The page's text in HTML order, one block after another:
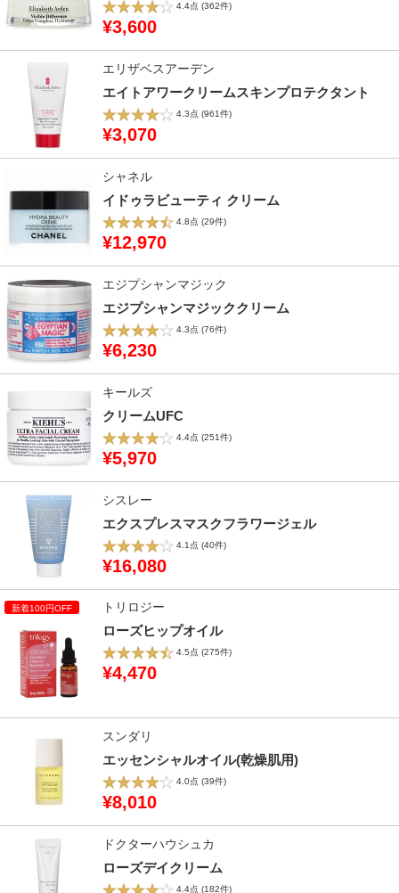
4.4点 (362件)
¥3,600
エリザベスアーデン
エイトアワークリームスキンプロテクタント
4.3点 (961件)
¥3,070
シャネル
イドゥラビューティ クリーム
4.8点 (29件)
¥12,970
エジプシャンマジック
エジプシャンマジッククリーム
4.3点 (76件)
¥6,230
キールズ
クリームUFC
4.4点 (251件)
¥5,970
シスレー
エクスプレスマスクフラワージェル
4.1点 (40件)
¥16,080
トリロジー
ローズヒップオイル
4.5点 (275件)
¥4,470
スンダリ
エッセンシャルオイル(乾燥肌用)
4.0点 (39件)
¥8,010
ドクターハウシュカ
ローズデイクリーム
4.4点 (182件)